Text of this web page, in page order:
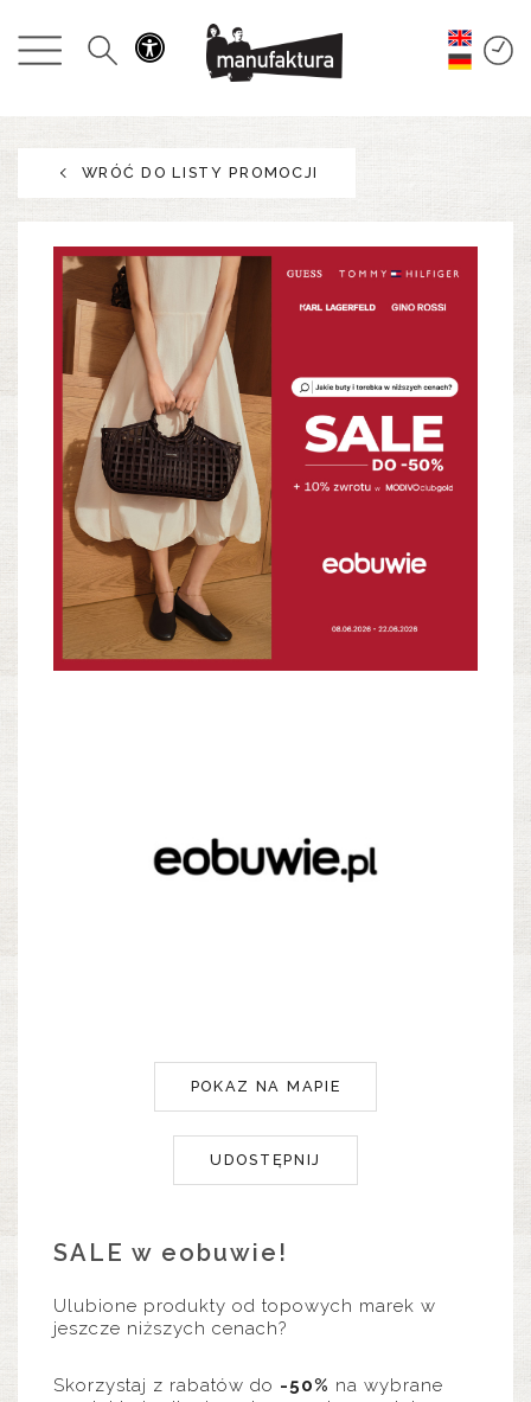
WYDARZENIA
PROMOCJE
ROZRYWKA
RESTAURACJE
PLAN
O NAS
WRÓĆ DO LISTY PROMOCJI
POKAZ NA MAPIE
UDOSTĘPNIJ
SALE w eobuwie!
Ulubione produkty od topowych marek w
jeszcze niższych cenach?
Skorzystaj z rabatów do -50% na wybrane